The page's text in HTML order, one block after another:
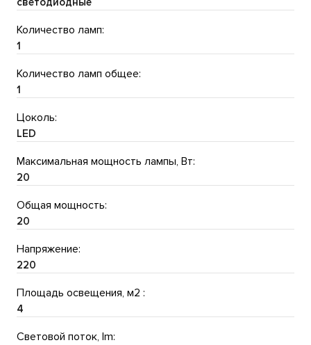
Количество ламп:
1
Количество ламп общее:
1
Цоколь:
LED
Максимальная мощность лампы, Вт:
20
Общая мощность:
20
Напряжение:
220
Площадь освещения, м2 :
4
Световой поток, lm: